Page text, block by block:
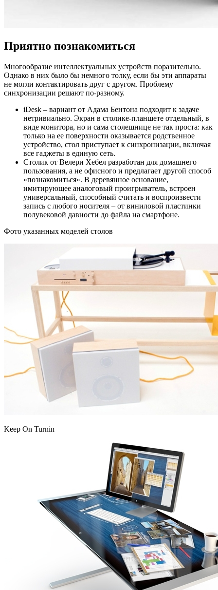
Приятно познакомиться
Многообразие интеллектуальных устройств поразительно.
Однако в них было бы немного толку, если бы эти аппараты
не могли контактировать друг с другом. Проблему
синхронизации решают по-разному.
iDesk – вариант от Адама Бентона подходит к задаче
нетривиально. Экран в столике-планшете отдельный, в
виде монитора, но и сама столешнице не так проста: как
только на ее поверхности оказывается родственное
устройство, стол приступает к синхронизации, включая
все гаджеты в единую сеть.
Столик от Велери Хебел разработан для домашнего
пользования, а не офисного и предлагает другой способ
«познакомиться». В деревянное основание,
имитирующее аналоговый проигрыватель, встроен
универсальный, способный считать и воспроизвести
запись с любого носителя – от виниловой пластинки
полувековой давности до файла на смартфоне.
Фото указанных моделей столов
Keep On Turnin